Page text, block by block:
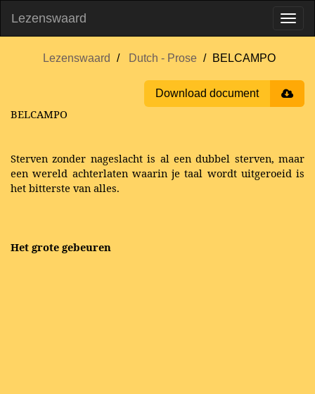
Lezenswaard
Lezenswaard Dutch - Prose BELCAMPO
Download document
BELCAMPO
Sterven zonder nageslacht is al een dubbel sterven, maar
een wereld achterlaten waarin je taal wordt uitgeroeid is
het bitterste van alles.
Het grote gebeuren